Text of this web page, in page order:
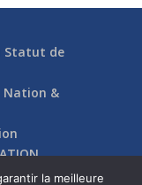
Statut de
Nation &
Actionsla meilleure